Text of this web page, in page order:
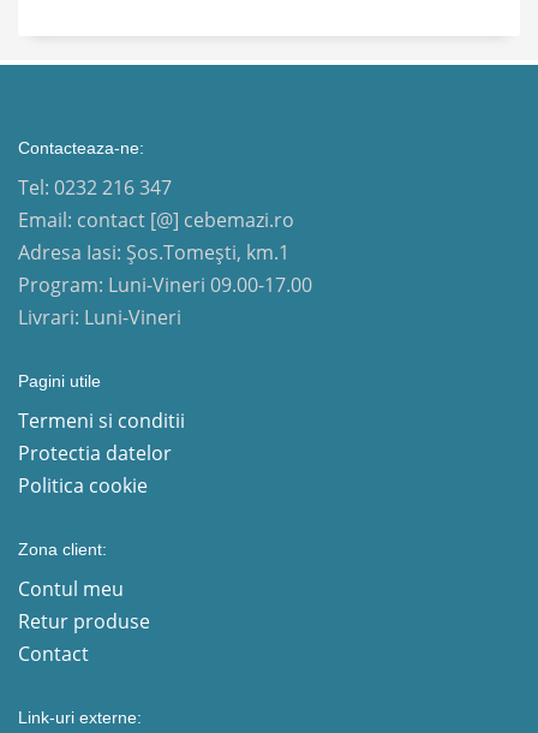
Contacteaza-ne:
Tel: 0232 216 347
Email: contact [@] cebemazi.ro
Adresa Iasi: Șos.Tomești, km.1
Program: Luni-Vineri 09.00-17.00
Livrari: Luni-Vineri
Pagini utile
Termeni si conditii
Protectia datelor
Politica cookie
Zona client:
Contul meu
Retur produse
Contact
Link-uri externe: